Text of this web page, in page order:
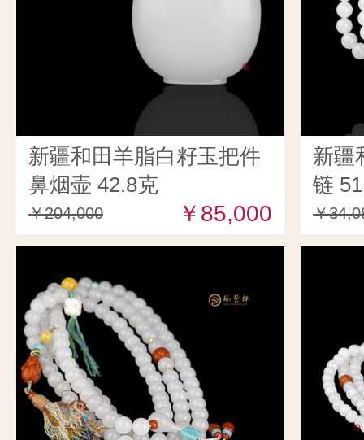
新疆和田羊脂白籽玉把件
鼻烟壶 42.8克
￥204,000 ￥85,000
新疆
链
￥